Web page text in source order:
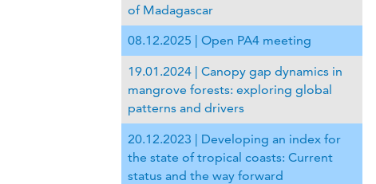
of Madagascar
08.12.2025 | Open PA4 meeting
19.01.2024 | Canopy gap dynamics in
mangrove forests: exploring global
patterns and drivers
20.12.2023 | Developing an index for
the state of tropical coasts: Current
status and the way forward